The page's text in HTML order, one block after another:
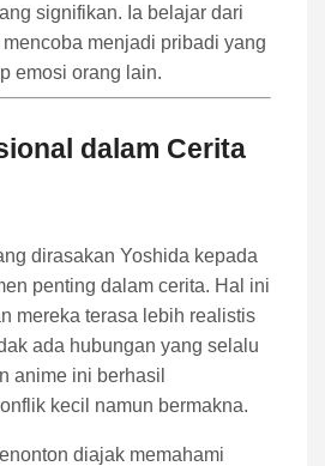
signifikan. Ia belajar dari
menjadi pribadi yang
emosi orang lain.
dalam Cerita
dirasakan Yoshida kepada
penting dalam cerita. Hal ini
mereka terasa lebih realistis
ada hubungan yang selalu
anime ini berhasil
kecil namun bermakna.
diajak memahami